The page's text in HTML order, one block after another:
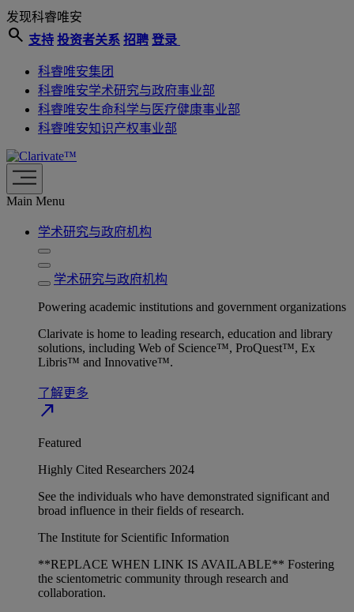
发现科睿唯安
search 支持 投资者关系 招聘 登录
科睿唯安集团
科睿唯安学术研究与政府事业部
科睿唯安生命科学与医疗健康事业部
科睿唯安知识产权事业部
Main Menu
学术研究与政府机构
学术研究与政府机构
Powering academic institutions and government organizations
Clarivate is home to leading research, education and library
solutions, including Web of Science™, ProQuest™, Ex
Libris™ and Innovative™.
了解更多
north_east
Featured
Highly Cited Researchers 2024
See the individuals who have demonstrated significant and
broad influence in their fields of research.
The Institute for Scientific Information
**REPLACE WHEN LINK IS AVAILABLE** Fostering
the scientometric community through research and
collaboration.